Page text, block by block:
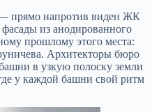
— прямо напротив виден ЖК
из анодированного
прошлому этого места:
Архитекторы бюро
в узкую полоску земли
у каждой башни свой ритм